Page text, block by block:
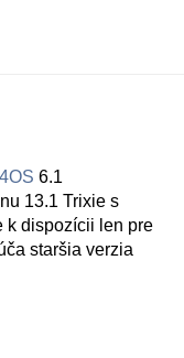
6.1
13.1 Trixie s
k dispozícii len pre
staršia verzia